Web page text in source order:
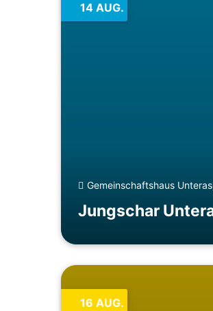
14 AUG.
Gemeinschaftshaus
Jungschar
16 AUG.